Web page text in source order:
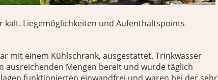
kalt. Liegemöglichkeiten und Aufenthaltspoints
mit einem Kühlschrank, ausgestattet. Trinkwasser
ausreichenden Mengen bereit und wurde täglich